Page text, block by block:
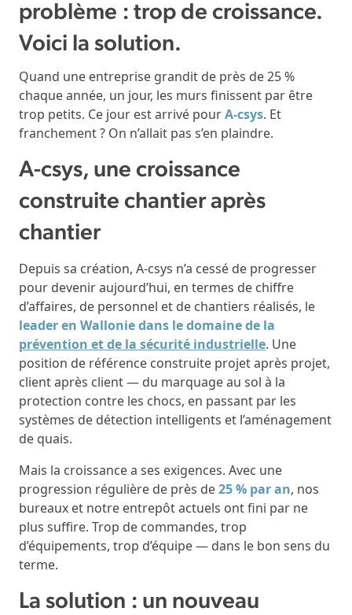
problème : trop de croissance.
Voici la solution.
Quand une entreprise grandit de près de 25 %
chaque année, un jour, les murs finissent par être
trop petits. Ce jour est arrivé pourA-csys. Et
franchement ? On n’allait pas s’en plaindre.
A-csys, une croissance
construite chantier après
chantier
Depuis sa création, A-csys n’a cessé de progresser
pour devenir aujourd’hui, en termes de chiffre
d’affaires, de personnel et de chantiers réalisés, le
leader en Wallonie dans le domaine de la
prévention et de la sécurité industrielle. Une
position de référence construite projet après projet,
client après client — du marquage au sol à la
protection contre les chocs, en passant par les
systèmes de détection intelligents et l’aménagement
de quais.
Mais la croissance a ses exigences. Avec une
progression régulière de près de25 % par an, nos
bureaux et notre entrepôt actuels ont fini par ne
plus suffire. Trop de commandes, trop
d’équipements, trop d’équipe — dans le bon sens du
terme.
La solution : un nouveau